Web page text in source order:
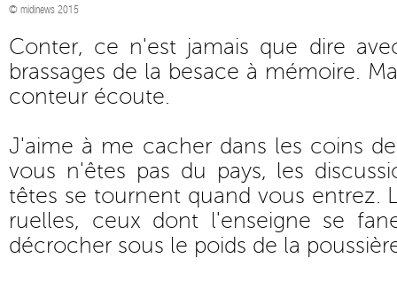
© midinews 2015
Conter, ce n'est jamais que dire
brassages de la besace à mémoire.
conteur écoute.
J'aime à me cacher dans les coins
vous n'êtes pas du pays, les
têtes se tournent quand vous entrez.
ruelles, ceux dont l'enseigne se
décrocher sous le poids de la